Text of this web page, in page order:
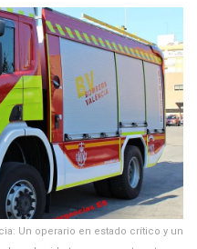
Un operario en estado crítico y un